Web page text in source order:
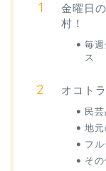
金曜日
村！
毎
ス
オコト
民
地
フ
そ